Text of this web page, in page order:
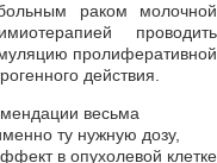
раком молочной
проводить
пролиферативной
действия.
весьма
ту нужную дозу,
в опухолевой клетке